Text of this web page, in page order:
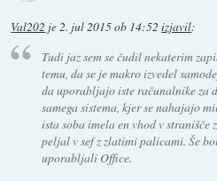
Val202 je2. jul 2015 ob 14:52 izjavil:
Tudi jaz sem se čudil nekaterim
temu, da se je makro izvedel
da uporabljajo iste računalnike za
samega sistema, kjer se nahajajo
ista soba imela en vhod v stranišče
peljal v sef z zlatimi palicami. Še
uporabljali Office.